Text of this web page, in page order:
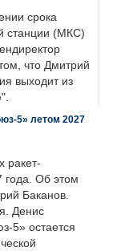
срока
станции (МКС)
что Дмитрий
выходит из
5» летом 2027
ракет-
года. Об этом
Баканов.
Денис
5» остается